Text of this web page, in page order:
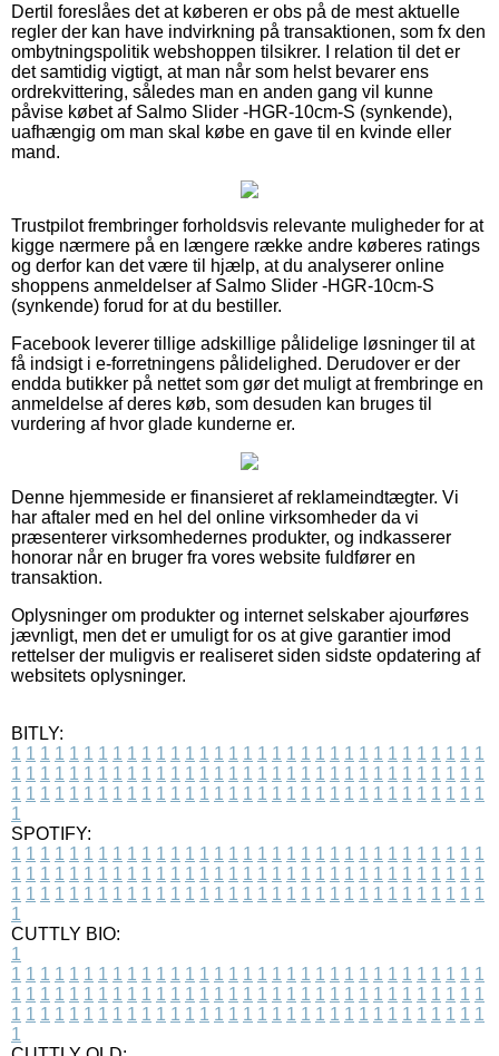
Dertil foreslåes det at køberen er obs på de mest aktuelle
regler der kan have indvirkning på transaktionen, som fx den
ombytningspolitik webshoppen tilsikrer. I relation til det er
det samtidig vigtigt, at man når som helst bevarer ens
ordrekvittering, således man en anden gang vil kunne
påvise købet af Salmo Slider -HGR-10cm-S (synkende),
uafhængig om man skal købe en gave til en kvinde eller
mand.
Trustpilot frembringer forholdsvis relevante muligheder for at
kigge nærmere på en længere række andre køberes ratings
og derfor kan det være til hjælp, at du analyserer online
shoppens anmeldelser af Salmo Slider -HGR-10cm-S
(synkende) forud for at du bestiller.
Facebook leverer tillige adskillige pålidelige løsninger til at
få indsigt i e-forretningens pålidelighed. Derudover er der
endda butikker på nettet som gør det muligt at frembringe en
anmeldelse af deres køb, som desuden kan bruges til
vurdering af hvor glade kunderne er.
Denne hjemmeside er finansieret af reklameindtægter. Vi
har aftaler med en hel del online virksomheder da vi
præsenterer virksomhedernes produkter, og indkasserer
honorar når en bruger fra vores website fuldfører en
transaktion.
Oplysninger om produkter og internet selskaber ajourføres
jævnligt, men det er umuligt for os at give garantier imod
rettelser der muligvis er realiseret siden sidste opdatering af
websitets oplysninger.
BITLY:
1 1 1 1 1 1 1 1 1 1 1 1 1 1 1 1 1 1 1 1 1 1 1 1 1 1 1 1 1 1 1 1 1
1 1 1 1 1 1 1 1 1 1 1 1 1 1 1 1 1 1 1 1 1 1 1 1 1 1 1 1 1 1 1 1 1
1 1 1 1 1 1 1 1 1 1 1 1 1 1 1 1 1 1 1 1 1 1 1 1 1 1 1 1 1 1 1 1 1
1
SPOTIFY:
1 1 1 1 1 1 1 1 1 1 1 1 1 1 1 1 1 1 1 1 1 1 1 1 1 1 1 1 1 1 1 1 1
1 1 1 1 1 1 1 1 1 1 1 1 1 1 1 1 1 1 1 1 1 1 1 1 1 1 1 1 1 1 1 1 1
1 1 1 1 1 1 1 1 1 1 1 1 1 1 1 1 1 1 1 1 1 1 1 1 1 1 1 1 1 1 1 1 1
1
CUTTLY BIO:
1
1 1 1 1 1 1 1 1 1 1 1 1 1 1 1 1 1 1 1 1 1 1 1 1 1 1 1 1 1 1 1 1 1
1 1 1 1 1 1 1 1 1 1 1 1 1 1 1 1 1 1 1 1 1 1 1 1 1 1 1 1 1 1 1 1 1
1 1 1 1 1 1 1 1 1 1 1 1 1 1 1 1 1 1 1 1 1 1 1 1 1 1 1 1 1 1 1 1 1
1